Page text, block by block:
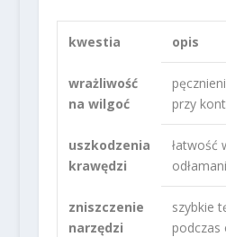
kwestia opis
wrażliwość
na wilgoć
przy
uszkodzenia
krawędzi
łatwość
zniszczenie
narzędzi
szybkie
podczas